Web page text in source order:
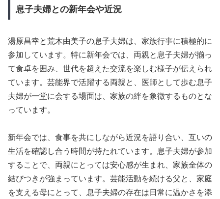
息子夫婦との新年会や近況
湯原昌幸と荒木由美子の息子夫婦は、家族行事に積極的に
参加しています。特に新年会では、両親と息子夫婦が揃っ
て食卓を囲み、世代を超えた交流を楽しむ様子が伝えられ
ています。芸能界で活躍する両親と、医師として歩む息子
夫婦が一堂に会する場面は、家族の絆を象徴するものとな
っています。
新年会では、食事を共にしながら近況を語り合い、互いの
生活を確認し合う時間が持たれています。息子夫婦が参加
することで、両親にとっては安心感が生まれ、家族全体の
結びつきが強まっています。芸能活動を続ける父と、家庭
を支える母にとって、息子夫婦の存在は日常に温かさを添